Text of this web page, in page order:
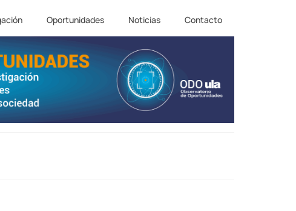
Oportunidades Noticias Contacto